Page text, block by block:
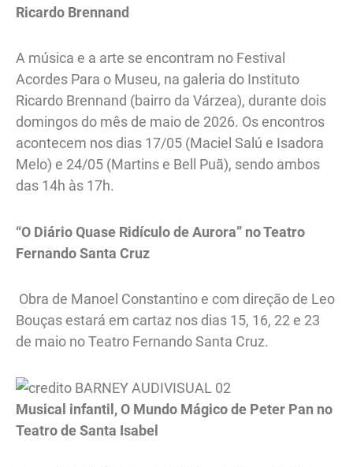
Ricardo Brennand
A música e a arte se encontram no Festival
Acordes Para o Museu, na galeria do Instituto
Ricardo Brennand (bairro da Várzea), durante dois
domingos do mês de maio de 2026. Os encontros
acontecem nos dias 17/05 (Maciel Salú e Isadora
Melo) e 24/05 (Martins e Bell Puã), sendo ambos
das 14h às 17h.
“O Diário Quase Ridículo de Aurora” no Teatro
Fernando Santa Cruz
Obra de Manoel Constantino e com direção de Leo
Bouças estará em cartaz nos dias 15, 16, 22 e 23
de maio no Teatro Fernando Santa Cruz.
Musical infantil, O Mundo Mágico de Peter Pan no
Teatro de Santa Isabel